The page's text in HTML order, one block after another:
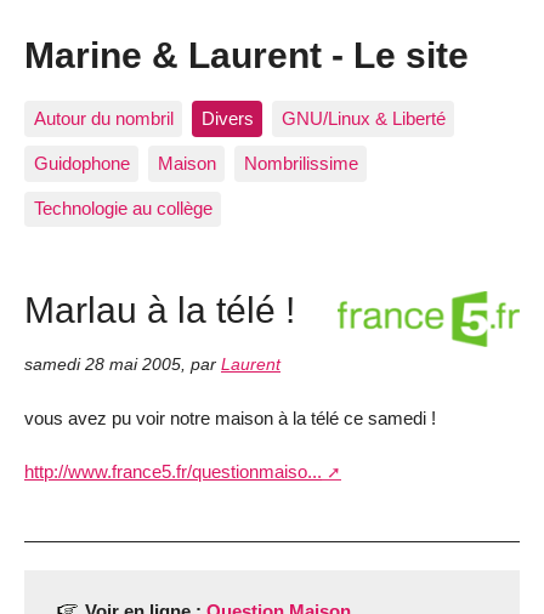
Marine & Laurent - Le site
Autour du nombril Divers GNU/Linux & Liberté
Guidophone Maison Nombrilissime
Technologie au collège
Marlau à la télé !
samedi 28 mai 2005 par Laurent
vous avez pu voir notre maison à la télé ce samedi !
http://www.france5.fr/questionmaiso...